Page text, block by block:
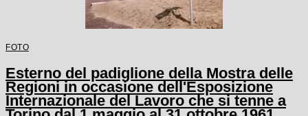
FOTO
Esterno del padiglione della Mostra delle
Regioni in occasione dell'Esposizione
Internazionale del Lavoro che si tenne a